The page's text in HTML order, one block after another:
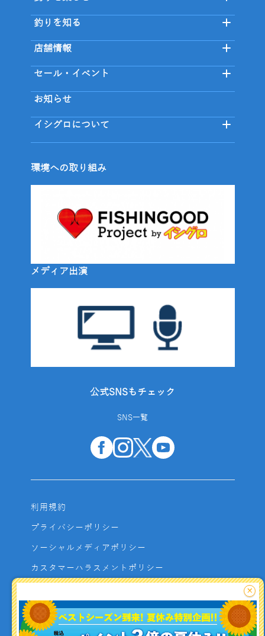
釣りを知る
店舗情報
セール・イベント
お知らせ
イシグロについて
環境への取り組み
メディア出演
公式SNSもチェック
SNS一覧
利用規約
プライバシーポリシー
ソーシャルメディアポリシー
カスタマーハラスメントポリシー
よくあるご質問
お問い合わせ
×